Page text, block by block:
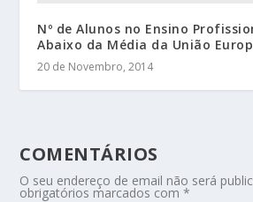
Nº de Alunos no Ensino
Abaixo da Média da União
20 de Novembro, 2014
COMENTÁRIOS
O seu endereço de email não será
obrigatórios marcados com*